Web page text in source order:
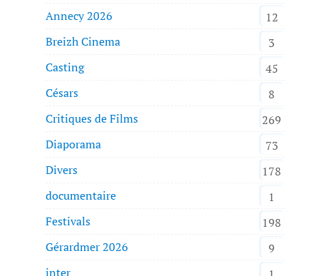
Annecy 2026
12
Breizh Cinema
3
Casting
45
Césars
8
Critiques de Films
269
Diaporama
73
Divers
178
documentaire
1
Festivals
198
Gérardmer 2026
9
inter